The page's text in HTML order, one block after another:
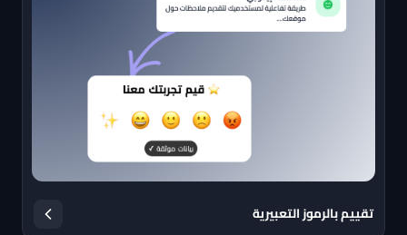
تقييم بالرموز التعبيرية